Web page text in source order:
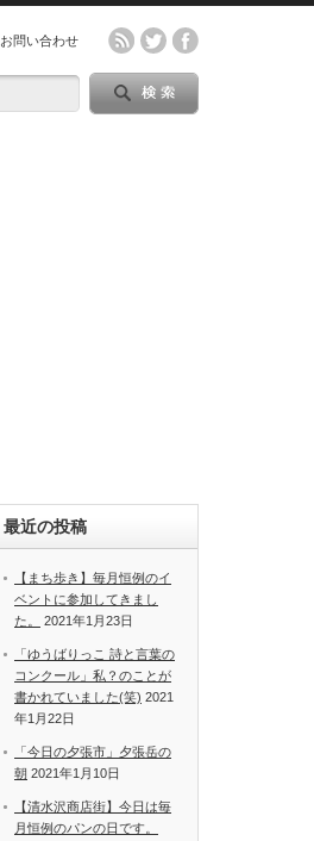
お問い合わせ
最近の投稿
【まち歩き】毎月恒例のイ
ベントに参加してきまし
た。
2021年1月23日
「ゆうばりっこ 詩と言葉の
コンクール」私？のことが
書かれていました(笑) 2021
年1月22日
「今日の夕張市」夕張岳の
朝 2021年1月10日
【清水沢商店街】今日は毎
月恒例のパンの日です。